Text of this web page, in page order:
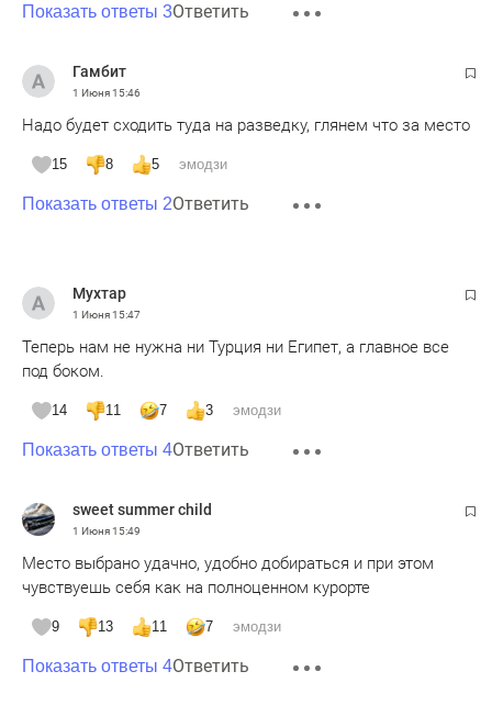
Показать ответы 3Ответить
Гамбит
1 Июня15:46
Надо будет сходить туда на разведку, глянем что за место
15 8 5 эмодзи
Показать ответы 2Ответить
Мухтар
1 Июня15:47
Теперь нам не нужна ни Турция ни Египет, а главное все
под боком.
14 11 7 3 эмодзи
Показать ответы 4Ответить
sweet summer child
1 Июня15:49
Место выбрано удачно, удобно добираться и при этом
чувствуешь себя как на полноценном курорте
9 13 11 7 эмодзи
Показать ответы 4Ответить